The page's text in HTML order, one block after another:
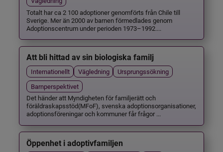
Totalt har ca 2 100 adoptioner genomförts från Chile till
Sverige. Mer än 2000 av barnen förmedlades genom
Adoptionscentrum under perioden 1973–1992....
Att bli hittad av sin biologiska familj
Internationellt Vägledning
Ursprungssökning
Barnperspektivet
Det händer att Myndigheten för familjerätt och
föräldraskapsstöd(MFoF), svenska adoptionsorganisationer,
adoptionsföreningar och kommuner får frågor ...
Öppenhet i adoptivfamiljen